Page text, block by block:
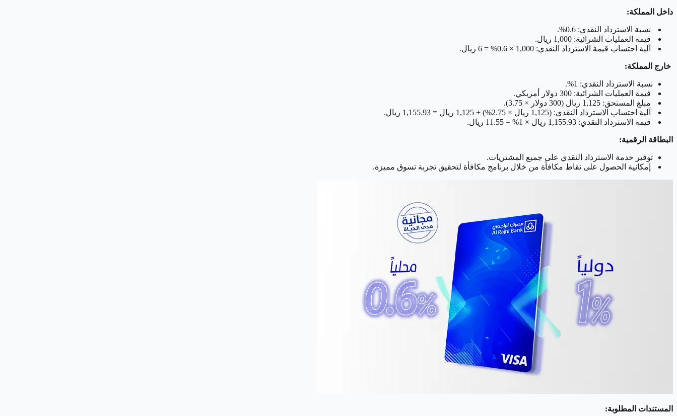
داخل المملكة:
نسبة الاسترداد النقدي: 0.6%.
قيمة العمليات الشرائية: 1,000 ريال.
آلية احتساب قيمة الاسترداد النقدي: 1,000 × 0.6% = 6 ريال.
خارج المملكة:
نسبة الاسترداد النقدي: 1%.
قيمة العمليات الشرائية: 300 دولار أمريكي.
مبلغ المستحق: 1,125 ريال (300 دولار × 3.75).
آلية احتساب الاسترداد النقدي: (1,125 ريال × 2.75%) + 1,125 ريال = 1,155.93 ريال.
قيمة الاسترداد النقدي: 1,155.93 ريال × 1% = 11.55 ريال.
البطاقة الرقمية:
توفير خدمة الاسترداد النقدي على جميع المشتريات.
إمكانية الحصول على نقاط مكافأة من خلال برنامج مكافأة لتحقيق تجربة تسوق مميزة.
المستندات المطلوبة: